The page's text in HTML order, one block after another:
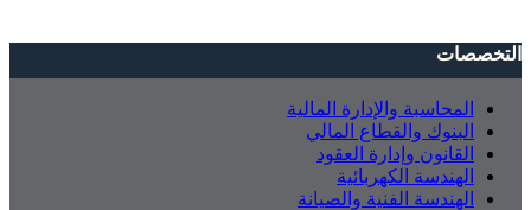
التخصصات
المحاسبة والإدارة المالية
البنوك والقطاع المالي
القانون وإدارة العقود
الهندسة الكهربائية
الهندسة الفنية والصيانة